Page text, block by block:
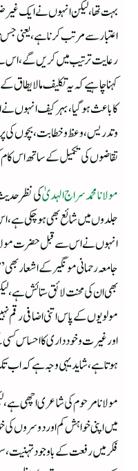
بہت تھا، لیکن ا نہوں نے ایک
اعتبار سے مرتب کرنا ہے، یعنی جس
رعایت ترتیب میں کریں گے، اس نے
کہنا چاہیے کہ یہ تکلیف ما لا
کا باعث ہو گیا، بہر کیف انہوں
وتدریس، وعظ وخطابت، بچوں کی
تقاضوں کی تکمیل کے ساتھ اس کام
مولانا محمد سراج الہدیٰکی نظر
جلدوں میں شائع بھی ہو چکی ہے،
انہوں نے اس سے قبل حضرت
جامعہ رحمانی مونگیر کے اشعار
بھی ان کی محنت لائق ستائش ہے،
مولویوں کے پاس اتنی اضافی رقم
اور غیرت وخود داری کا احساس
ہوتا ہے، شاید یہی وجہ ہے کہ
مولانا مرحوم کی شاعری اچھی
میں اپنی خواہش کم اور دوسروں کی
فکر میں رفعت کے باوجود